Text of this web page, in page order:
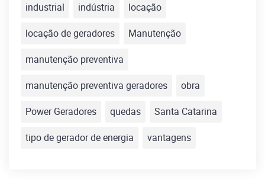
industrial
indústria
locação
locação de geradores
Manutenção
manutenção preventiva
manutenção preventiva geradores
obra
Power Geradores
quedas
Santa Catarina
tipo de gerador de energia
vantagens